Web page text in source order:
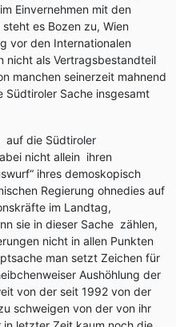
Einvernehmen mit den
es Bozen zu, Wien
vor den Internationalen
nicht als Vertragsbestandteil
manchen seinerzeit mahnend
Südtiroler Sache insgesamt
auf die Südtiroler
nicht allein ihren
ihres demoskopisch
Regierung ohnedies auf
im Landtag,
sie in dieser Sache zählen,
nicht in allen Punkten
man setzt Zeichen für
Aushöhlung der
von der seit 1992 von der
schweigen von der von ihr